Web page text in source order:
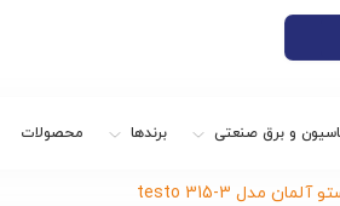
و برق صنعتی برندها محصولات